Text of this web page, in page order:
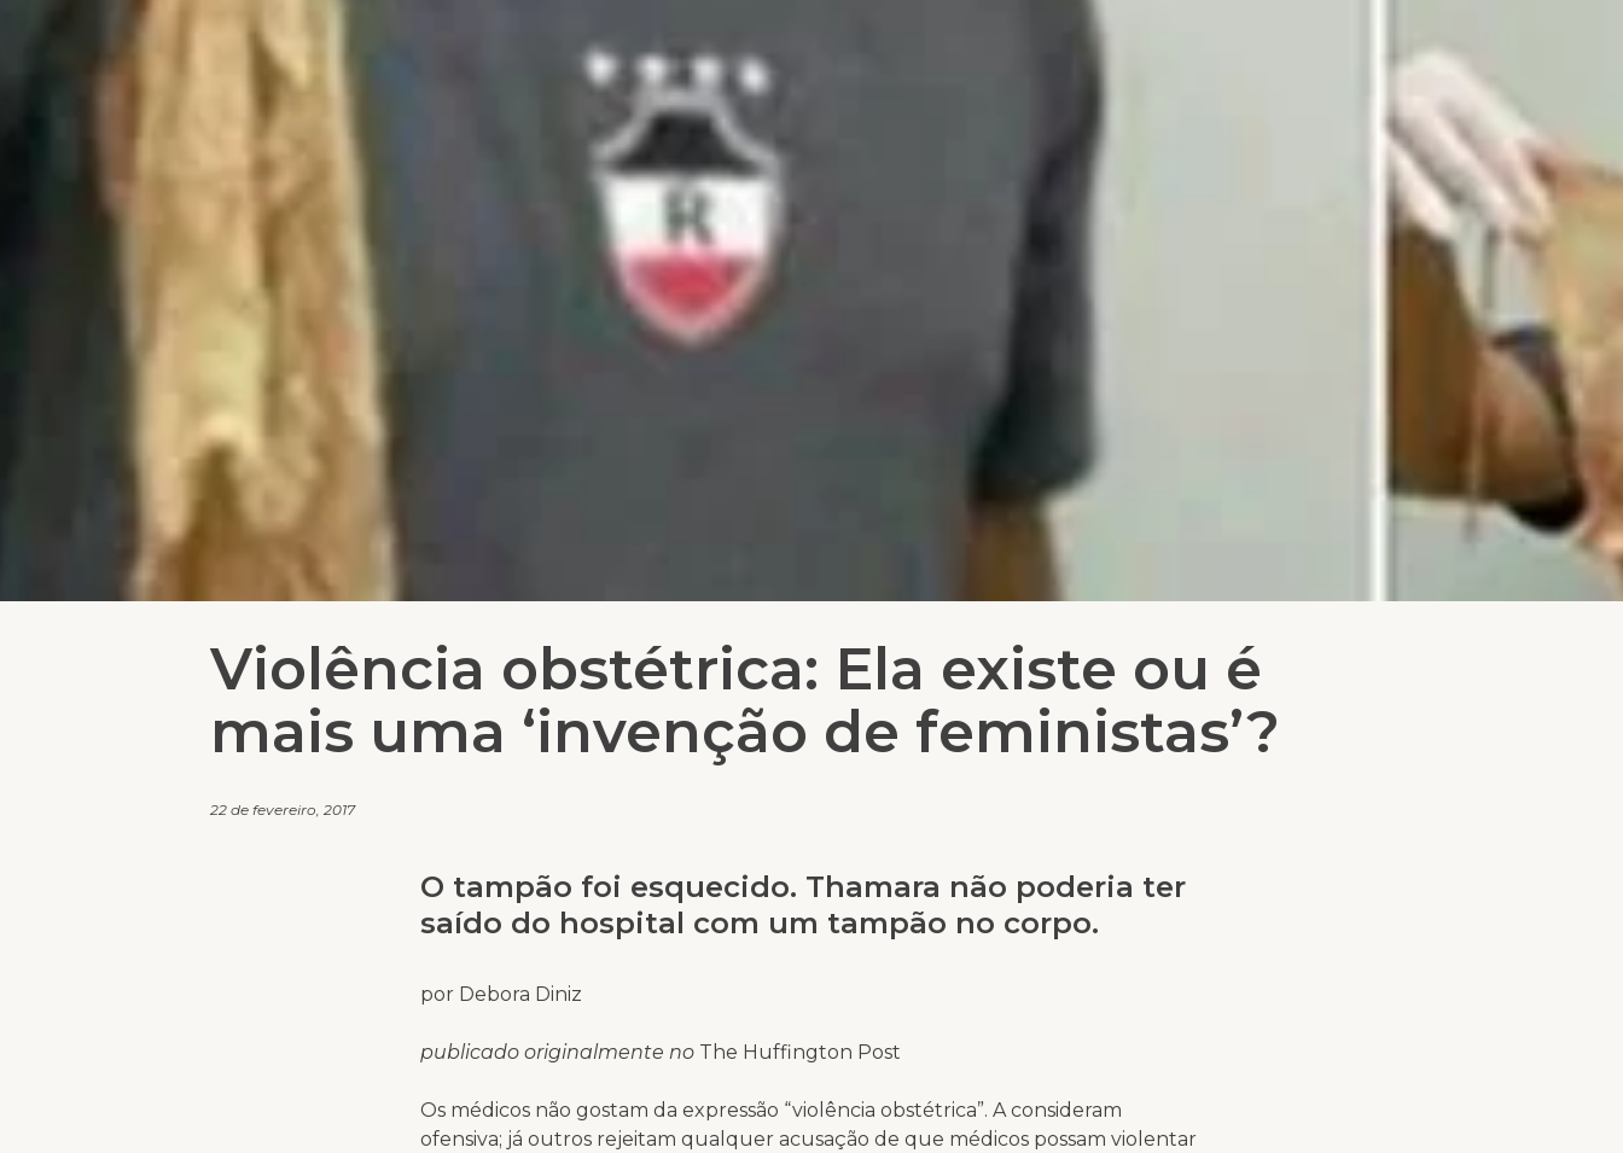
Violência obstétrica: Ela existe ou é
mais uma ‘invenção de feministas’?
22 de fevereiro, 2017
O tampão foi esquecido. Thamara não poderia ter
saído do hospital com um tampão no corpo.
por Debora Diniz
publicado originalmente no The Huffington Post
Os médicos não gostam da expressão “violência obstétrica”. A consideram
ofensiva; já outros rejeitam qualquer acusação de que médicos possam violentar